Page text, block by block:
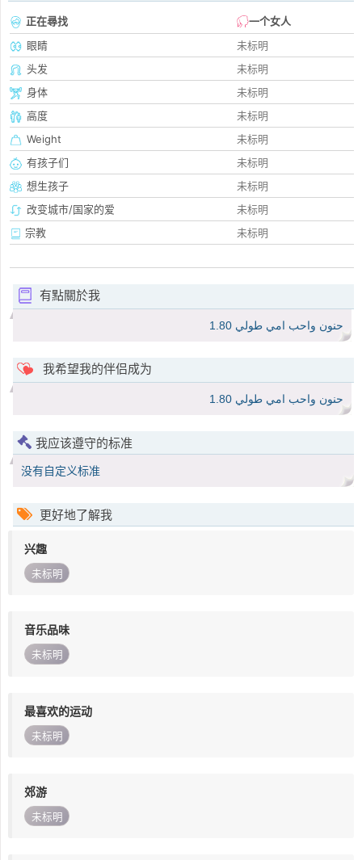
正在尋找
一个女人
眼睛
未标明
头发
未标明
身体
未标明
高度
未标明
Weight
未标明
有孩子们
未标明
想生孩子
未标明
改变城市/国家的爱
未标明
宗教
未标明
有點關於我
حنون واحب امي طولي 1.80
我希望我的伴侣成为
حنون واحب امي طولي 1.80
我应该遵守的标准
没有自定义标准
更好地了解我
兴趣
未标明
音乐品味
未标明
最喜欢的运动
未标明
郊游
未标明